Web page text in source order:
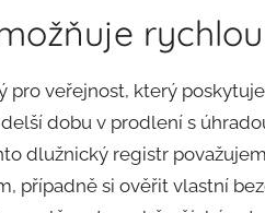
veřejnost, který
dobu v prodlení s
dlužnický registr
případně si ověřit vlastní